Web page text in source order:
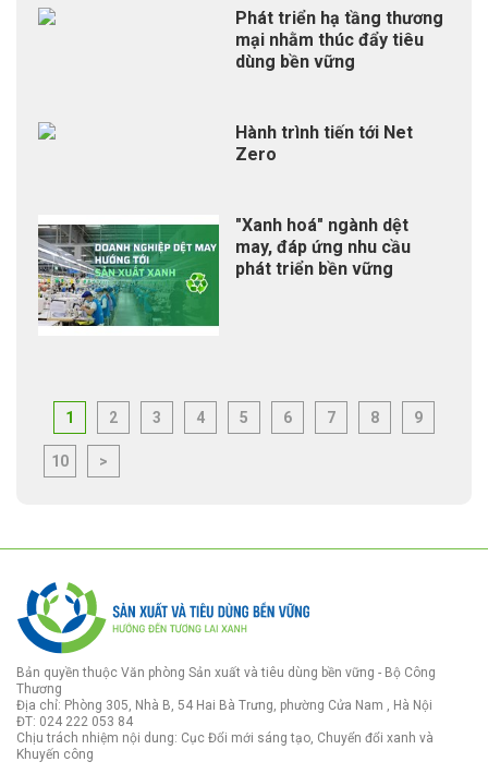
Phát triển hạ tầng thương
mại nhằm thúc đẩy tiêu
dùng bền vững
Hành trình tiến tới Net
Zero
"Xanh hoá" ngành dệt
may, đáp ứng nhu cầu
phát triển bền vững
1 2 3 4 5 6 7 8 9
10 >
Bản quyền thuộc Văn phòng Sản xuất và tiêu dùng bền vững - Bộ Công
Thương
Địa chỉ: Phòng 305, Nhà B, 54 Hai Bà Trưng, phường Cửa Nam , Hà Nội
ĐT: 024 222 053 84
Chịu trách nhiệm nội dung: Cục Đổi mới sáng tạo, Chuyển đổi xanh và
Khuyến công